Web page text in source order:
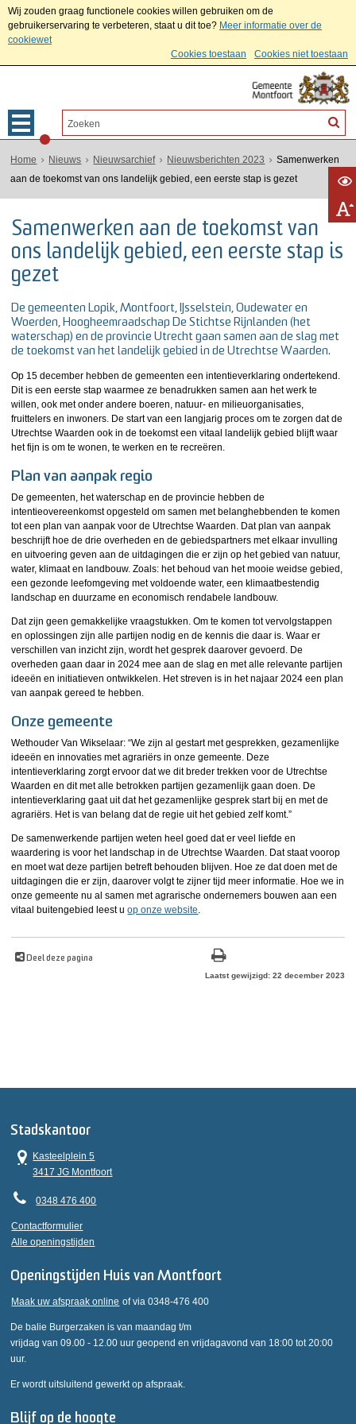
Wij zouden graag functionele cookies willen gebruiken om de
gebruikerservaring te verbeteren, staat u dit toe? Meer informatie over de
cookiewet
Cookies toestaan
Cookies niet toestaan
Home Nieuws Nieuwsarchief Nieuwsberichten 2023
Samenwerken
aan de toekomst van ons landelijk gebied, een eerste stap is gezet
Samenwerken aan de toekomst van
ons landelijk gebied, een eerste stap is
gezet
De gemeenten Lopik, Montfoort, IJsselstein, Oudewater en
Woerden, Hoogheemraadschap De Stichtse Rijnlanden (het
waterschap) en de provincie Utrecht gaan samen aan de slag met
de toekomst van het landelijk gebied in de Utrechtse Waarden.
Op 15 december hebben de gemeenten een intentieverklaring ondertekend.
Dit is een eerste stap waarmee ze benadrukken samen aan het werk te
willen, ook met onder andere boeren, natuur- en milieuorganisaties,
fruittelers en inwoners. De start van een langjarig proces om te zorgen dat de
Utrechtse Waarden ook in de toekomst een vitaal landelijk gebied blijft waar
het fijn is om te wonen, te werken en te recreëren.
Plan van aanpak regio
De gemeenten, het waterschap en de provincie hebben de
intentieovereenkomst opgesteld om samen met belanghebbenden te komen
tot een plan van aanpak voor de Utrechtse Waarden. Dat plan van aanpak
beschrijft hoe de drie overheden en de gebiedspartners met elkaar invulling
en uitvoering geven aan de uitdagingen die er zijn op het gebied van natuur,
water, klimaat en landbouw. Zoals: het behoud van het mooie weidse gebied,
een gezonde leefomgeving met voldoende water, een klimaatbestendig
landschap en duurzame en economisch rendabele landbouw.
Dat zijn geen gemakkelijke vraagstukken. Om te komen tot vervolgstappen
en oplossingen zijn alle partijen nodig en de kennis die daar is. Waar er
verschillen van inzicht zijn, wordt het gesprek daarover gevoerd. De
overheden gaan daar in 2024 mee aan de slag en met alle relevante partijen
ideeën en initiatieven ontwikkelen. Het streven is in het najaar 2024 een plan
van aanpak gereed te hebben.
Onze gemeente
Wethouder Van Wikselaar: “We zijn al gestart met gesprekken, gezamenlijke
ideeën en innovaties met agrariërs in onze gemeente. Deze
intentieverklaring zorgt ervoor dat we dit breder trekken voor de Utrechtse
Waarden en dit met alle betrokken partijen gezamenlijk gaan doen. De
intentieverklaring gaat uit dat het gezamenlijke gesprek start bij en met de
agrariërs. Het is van belang dat de regie uit het gebied zelf komt.”
De samenwerkende partijen weten heel goed dat er veel liefde en
waardering is voor het landschap in de Utrechtse Waarden. Dat staat voorop
en moet wat deze partijen betreft behouden blijven. Hoe ze dat doen met de
uitdagingen die er zijn, daarover volgt te zijner tijd meer informatie. Hoe we in
onze gemeente nu al samen met agrarische ondernemers bouwen aan een
vitaal buitengebied leest uop onze website.
Deel deze pagina
Laatst gewijzigd: 22 december 2023
Stadskantoor
Kasteelplein 5
3417 JG Montfoort
0348 476 400
Contactformulier
Alle openingstijden
Openingstijden Huis van Montfoort
Maak uw afspraak online of via 0348-476 400
De balie Burgerzaken is van maandag t/m
vrijdag van 09.00 - 12.00 uur geopend en vrijdagavond van 18:00 tot 20:00
uur.
Er wordt uitsluitend gewerkt op afspraak.
Blijf op de hoogte